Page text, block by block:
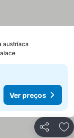
austríaca
Ver preços
Partilhar